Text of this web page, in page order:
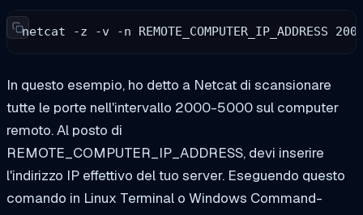
netcat -z -v -n REMOTE_COMPUTER_IP_ADDRESS
In questo esempio, ho detto a Netcat di scansionare
tutte le porte nell'intervallo 2000-5000 sul computer
remoto. Al posto di
REMOTE_COMPUTER_IP_ADDRESS, devi inserire
l'indirizzo IP effettivo del tuo server. Eseguendo questo
comando in Linux Terminal o Windows Command-